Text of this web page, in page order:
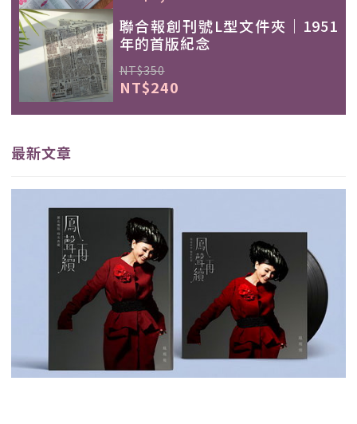
聯合報創刊號L型文件夾｜1951
年的首版紀念
NT$350
NT$240
最新文章